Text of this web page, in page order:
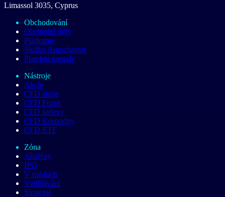
Limassol 3035, Cyprus
Obchodování
Obchodní účty
Platformy
Služba Autochartist
Platební metody
Nástroje
Akcie
CFD akcie
CFD Forex
CFD Indexy
CFD Komodity
CFD ETF
Zóna
Analýzy
IPO
V médiích
Vzdělávání
Strategie